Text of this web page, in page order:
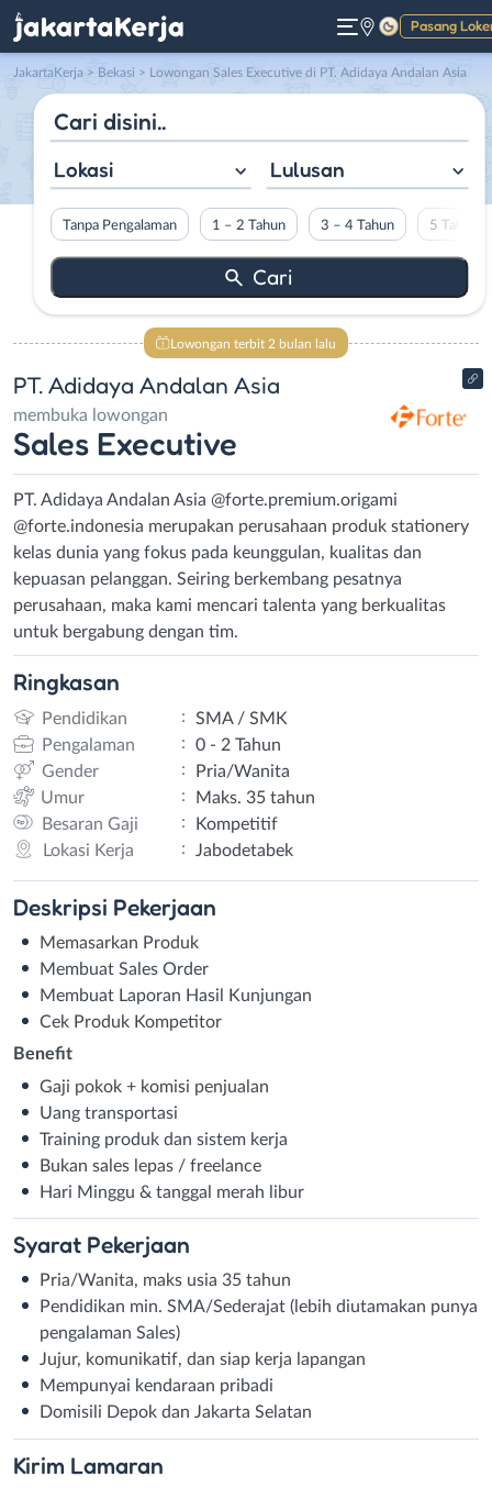
Pasang
Gelap
JakartaKerja > Bekasi > Lowongan Sales Executive di PT. Adidaya Andalan Asia
Lokasi Lulusan
Tanpa Pengalaman 1 – 2 Tahun 3 – 4 Tahun 5 Tahun
Lowongan terbit 2 bulan lalu
PT. Adidaya Andalan Asia
membuka lowongan
Sales Executive
PT. Adidaya Andalan Asia @forte.premium.origami
@forte.indonesia merupakan perusahaan produk stationery
kelas dunia yang fokus pada keunggulan, kualitas dan
kepuasan pelanggan. Seiring berkembang pesatnya
perusahaan, maka kami mencari talenta yang berkualitas
untuk bergabung dengan tim.
Ringkasan
Pendidikan :
SMA / SMK
Pengalaman
:
0 - 2 Tahun
Gender
:
Pria/Wanita
Umur
:
Maks. 35 tahun
Besaran Gaji
:
Kompetitif
Lokasi Kerja
: Jabodetabek
Deskripsi Pekerjaan
Memasarkan Produk
Membuat Sales Order
Membuat Laporan Hasil Kunjungan
Cek Produk Kompetitor
Benefit
Gaji pokok + komisi penjualan
Uang transportasi
Training produk dan sistem kerja
Bukan sales lepas / freelance
Hari Minggu & tanggal merah libur
Syarat Pekerjaan
Pria/Wanita, maks usia 35 tahun
Pendidikan min. SMA/Sederajat (lebih diutamakan punya
pengalaman Sales)
Jujur, komunikatif, dan siap kerja lapangan
Mempunyai kendaraan pribadi
Domisili Depok dan Jakarta Selatan
Kirim Lamaran